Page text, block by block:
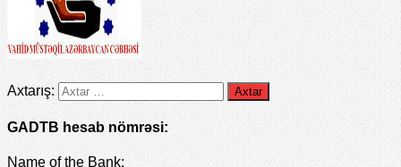
Axtarış:
GADTB hesab nömrəsi:
Name of the Bank: